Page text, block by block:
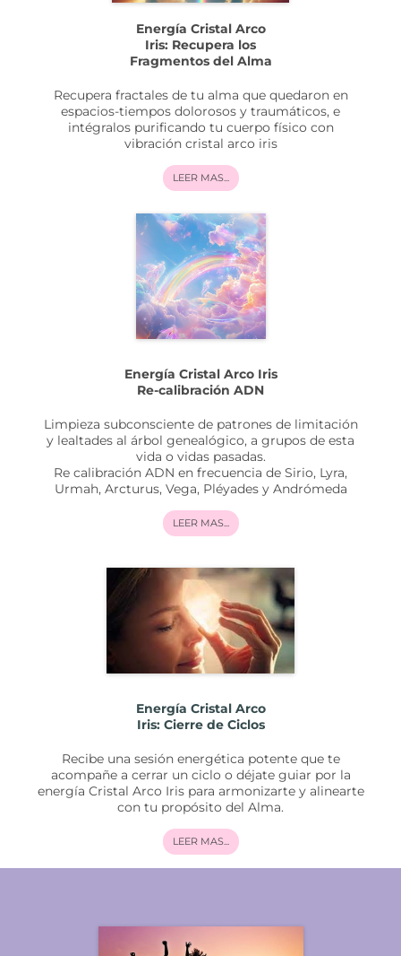
Energía Cristal Arco
Iris: Recupera los
Fragmentos del Alma
Recupera fractales de tu alma que quedaron en
espacios-tiempos dolorosos y traumáticos, e
intégralos purificando tu cuerpo físico con
vibración cristal arco iris
LEER MAS...
Energía Cristal Arco Iris
Re-calibración ADN
Limpieza subconsciente de patrones de limitación
y lealtades al árbol genealógico, a grupos de esta
vida o vidas pasadas.
Re calibración ADN en frecuencia de Sirio, Lyra,
Urmah, Arcturus, Vega, Pléyades y Andrómeda
LEER MAS...
Energía Cristal Arco
Iris: Cierre de Ciclos
Recibe una sesión energética potente que te
acompañe a cerrar un ciclo o déjate guiar por la
energía Cristal Arco Iris para armonizarte y alinearte
con tu propósito del Alma.
LEER MAS...